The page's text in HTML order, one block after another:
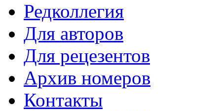
Редколлегия
Для авторов
Для рецезентов
Архив номеров
Контакты